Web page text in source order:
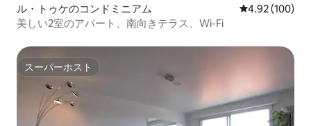
ル・トゥケのコンドミニアム レビュー100
4.92 (100)
美しい2室のアパート、南向きテラス、Wi-Fi
スーパーホスト
スーパーホスト